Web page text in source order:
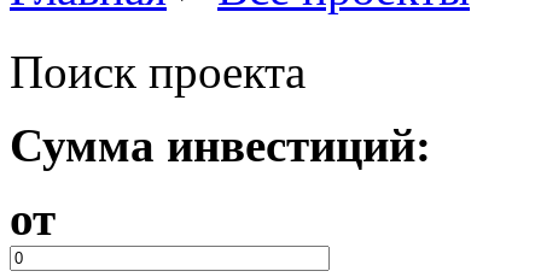
Поиск проекта
Сумма инвестиций:
от